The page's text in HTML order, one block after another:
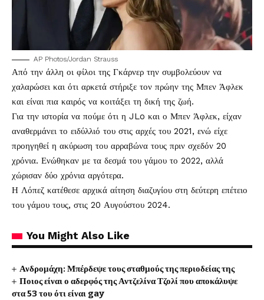
AP Photos/Jordan Strauss
Από την άλλη οι φίλοι της Γκάρνερ την συμβολεύουν να
χαλαρώσει και ότι αρκετά στήριξε τον πρώην της Μπεν Άφλεκ
και είναι πια καιρός να κοιτάξει τη δική της ζωή.
Για την ιστορία να πούμε ότι η JLo και ο Μπεν Άφλεκ, είχαν
αναθερμάνει το ειδύλλιό του στις αρχές του 2021, ενώ είχε
προηγηθεί η ακύρωση του αρραβώνα τους πριν σχεδόν 20
χρόνια. Ενώθηκαν με τα δεσμά του γάμου το 2022, αλλά
χώρισαν δύο χρόνια αργότερα.
Η Λόπεζ κατέθεσε αρχικά αίτηση διαζυγίου στη δεύτερη επέτειο
του γάμου τους, στις 20 Αυγούστου 2024.
You Might Also Like
Ανδρομάχη: Μπέρδεψε τους σταθμούς της περιοδείας της
Ποιος είναι ο αδερφός της Αντζελίνα Τζολί που αποκάλυψε
στα 53 του ότι είναι gay